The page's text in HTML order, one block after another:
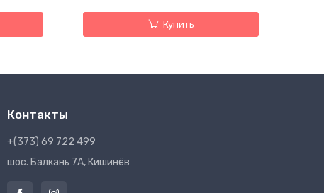
Купить
Контакты
+(373) 69 722 499
шос. Балкань 7A, Кишинёв